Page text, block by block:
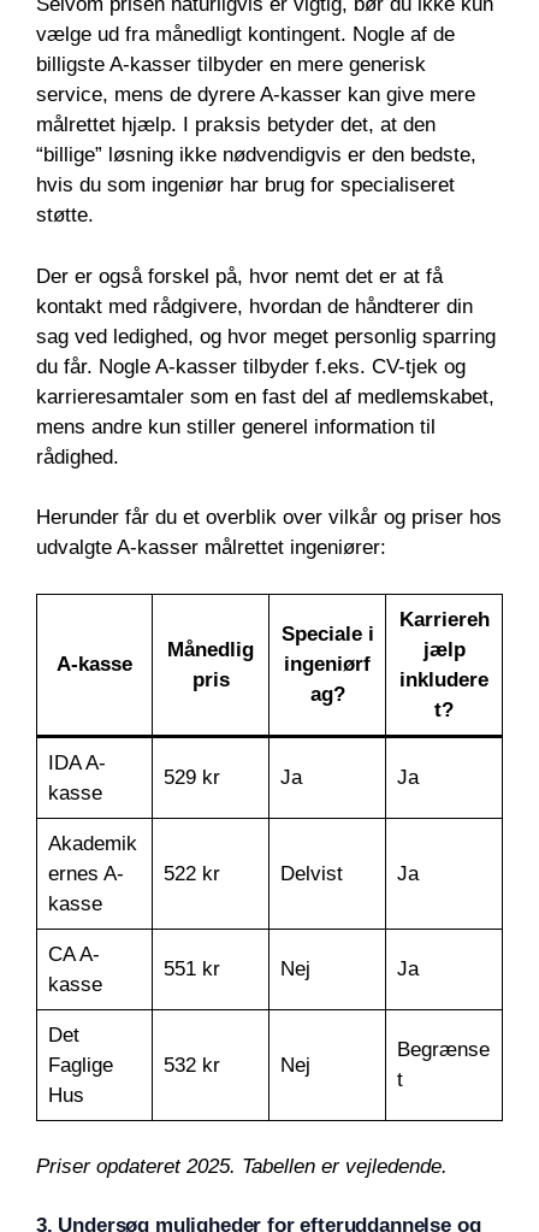
Selvom prisen naturligvis er vigtig, bør du ikke kun
vælge ud fra månedligt kontingent. Nogle af de
billigste A-kasser tilbyder en mere generisk
service, mens de dyrere A-kasser kan give mere
målrettet hjælp. I praksis betyder det, at den
“billige” løsning ikke nødvendigvis er den bedste,
hvis du som ingeniør har brug for specialiseret
støtte.
Der er også forskel på, hvor nemt det er at få
kontakt med rådgivere, hvordan de håndterer din
sag ved ledighed, og hvor meget personlig sparring
du får. Nogle A-kasser tilbyder f.eks. CV-tjek og
karrieresamtaler som en fast del af medlemskabet,
mens andre kun stiller generel information til
rådighed.
Herunder får du et overblik over vilkår og priser hos
udvalgte A-kasser målrettet ingeniører:
A-kasse
Månedlig
pris
Speciale i
ingeniørf
ag?
Karriereh
jælp
inkludere
t?
IDA A-
kasse
529 kr Ja Ja
Akademik
ernes A-
kasse
522 kr Delvist Ja
CA A-
kasse
551 kr Nej Ja
Det
Faglige
Hus
532 kr Nej
Begrænse
t
Priser opdateret 2025. Tabellen er vejledende.
3. Undersøg muligheder for efteruddannelse og